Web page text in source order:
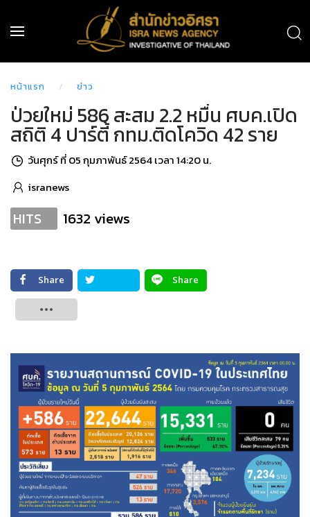
หน้าแรก ข่าว
ป่วยใหม่ 586 สะสม 2.2 หมื่น ศบค.เปิด
สถิติ 4 ปาร์ตี้ กทม.ติดโควิด 42 ราย
วันศุกร์ ที่ 05 กุมภาพันธ์ 2564 เวลา 14:20 น.
isranews
HITS 1632 views
Share
Share